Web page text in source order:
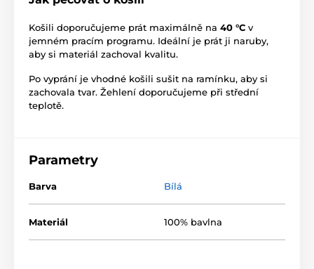
Košili doporučujeme prát maximálně na 40 °C v
jemném pracím programu. Ideální je prát ji naruby,
aby si materiál zachoval kvalitu.
Po vyprání je vhodné košili sušit na ramínku, aby si
zachovala tvar. Žehlení doporučujeme při střední
teplotě.
Parametry
Barva Bílá
Materiál 100% bavlna